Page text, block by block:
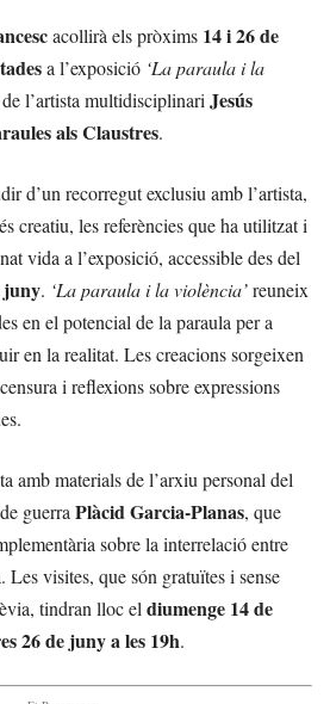
acollirà els pròxims 14 i 26 de
a l’exposició ‘La paraula i la
l’artista multidisciplinari Jesús
als Claustres.
d’un recorregut exclusiu amb l’artista,
creatiu, les referències que ha utilitzat i
vida a l’exposició, accessible des del
juny. ‘La paraula i la violència’reuneix
en el potencial de la paraula per a
en la realitat. Les creacions sorgeixen
i reflexions sobre expressions
amb materials de l’arxiu personal del
guerra Plàcid Garcia-Planas, que
sobre la interrelació entre
visites, que són gratuïtes i sense
tindran lloc el diumenge 14 de
26 de juny a les 19h.